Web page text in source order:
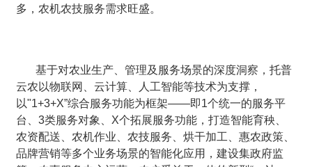
多，农机农技服务需求旺盛。
基于对农业生产、管理及服务场景的深度洞察，托普
云农以物联网、云计算、人工智能等技术为支撑，
以"1+3+X”综合服务功能为框架——即1个统一的服务平
台、3类服务对象、X个拓展服务功能，打造智能育秧、
农资配送、农机作业、农技服务、烘干加工、惠农政策、
品牌营销等多个业务场景的智能化应用，建设集政府监